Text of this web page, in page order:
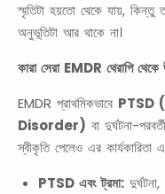
স্মৃতিটা হয়তো থেকে যায়, কিন্তু
অনুভূতিটা আর থাকে না।
কারা সেরা EMDR থেরাপি
EMDR প্রাথমিকভাবে
Disorder) বা দুর্ঘটনা-
স্বীকৃতি পেলেও এর
PTSD এবং ট্রমা:দুর্ঘটনা,